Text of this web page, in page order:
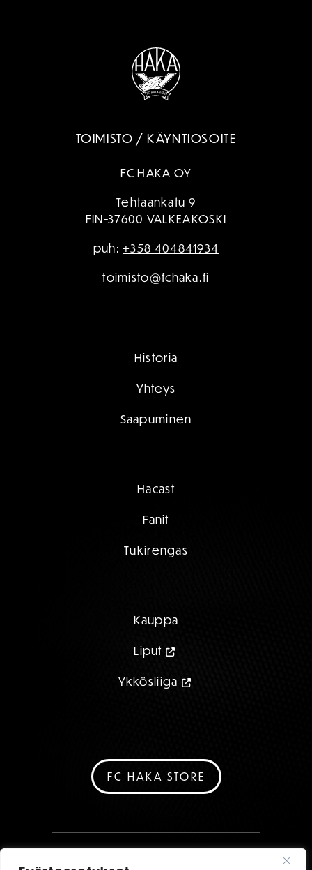
TOIMISTO / KÄYNTIOSOITE
FC HAKA OY
Tehtaankatu 9
FIN-37600 VALKEAKOSKI
puh:+358 404841934
toimisto@fchaka.fi
Historia
Yhteys
Saapuminen
Hacast
Fanit
Tukirengas
Kauppa
Liput
Ykkösliiga
FC HAKA STORE